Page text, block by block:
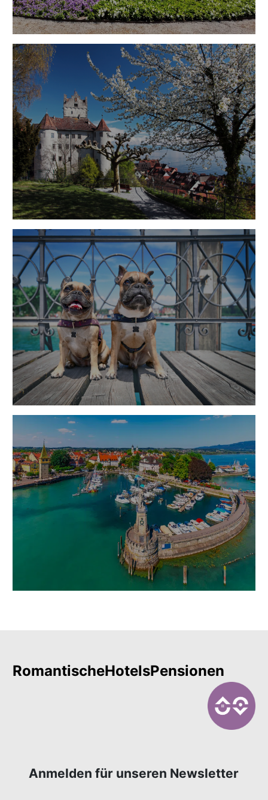
RomantischeHotelsPensionen
Anmelden für unseren Newsletter